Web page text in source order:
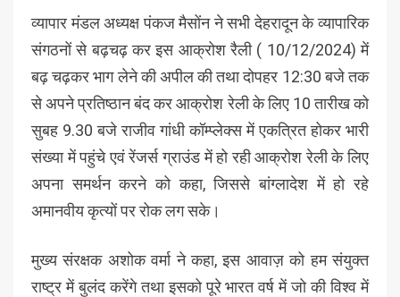
व्यापार मंडल अध्यक्ष पंकज मैसोंन ने सभी देहरादून के व्यापारिक
संगठनों से बढ़चढ़ कर इस आक्रोश रैली ( 10/12/2024) में
बढ़ चढ़कर भाग लेने की अपील की तथा दोपहर 12:30 बजे तक
से अपने प्रतिष्ठान बंद कर आक्रोश रेली के लिए 10 तारीख को
सुबह 9.30 बजे राजीव गांधी कॉम्प्लेक्स में एकत्रित होकर भारी
संख्या में पहुंचे एवं रेंजर्स ग्राउंड में हो रही आक्रोश रेली के लिए
अपना समर्थन करने को कहा, जिससे बांग्लादेश में हो रहे
अमानवीय कृत्यों पर रोक लग सके।
मुख्य संरक्षक अशोक वर्मा ने कहा, इस आवाज़ को हम संयुक्त
राष्ट्र में बुलंद करेंगे तथा इसको पूरे भारत वर्ष में जो की विश्व में